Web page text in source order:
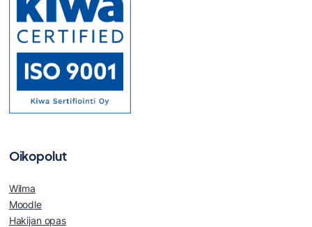
Oikopolut
Wilma
Moodle
Hakijan opas